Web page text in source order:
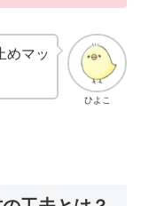
ひよこ
めマッ